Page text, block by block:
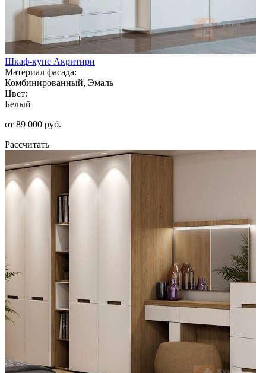
Шкаф-купе Акритири
Материал фасада:
Комбинированный, Эмаль
Цвет:
Белый
от 89 000 руб.
Рассчитать